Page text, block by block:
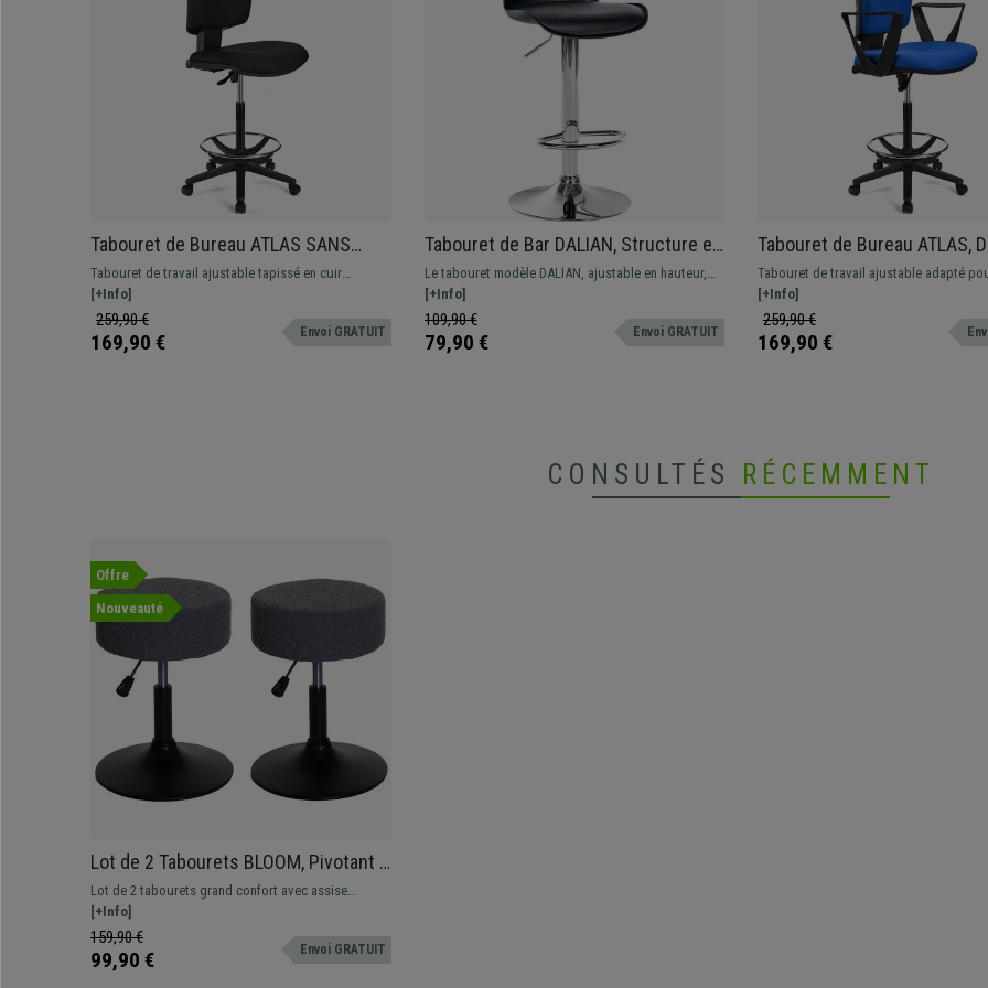
Tabouret de Bureau ATLAS SANS
ACCOUDOIRS CUIR, Dossier Ajustable,
Grand Rembourrage, Noir
Tabouret de travail ajustable tapissé en cuir
synthétique. Robuste, résistante et confortable.
Adapté pour une utilisation professionnelle.
[+Info]
259,90 €
169,90 € Envoi GRATUIT
Tabouret de Bar DALIAN, Structure en
Métal Chromé, Design Moderne, Cuir,
Noir
Le tabouret modèle DALIAN, ajustable en hauteur,
offre un design moderne, disponible en noir, blanc et
gris.
[+Info]
109,90 €
79,90 € Envoi GRATUIT
Tabouret de Bureau ATLAS,
Ajustable, Grand
tissu, Bleu
Tabouret de travail ajustable adapté
utilisation professionnelle. Robuste,
confortable.
[+Info]
259,90 €
169,90 €
CONSULTÉS RÉCEMMENT
Offre
Nouveauté
Lot de 2 Tabourets BLOOM, Pivotant à
360°, Rembourrage Epais, En Tissu
Gris Foncé
Lot de 2 tabourets grand confort avec assise
hautement rembourrée. Base résistante en acier noir
mat.
[+Info]
159,90 €
99,90 € Envoi GRATUIT